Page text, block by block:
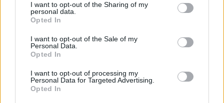
I want to opt-out of the Sharing of my
personal data.
Opted In
I want to opt-out of the Sale of my
Personal Data.
Opted In
I want to opt-out of processing my
Personal Data for Targeted Advertising.
Opted In
quem não anda?